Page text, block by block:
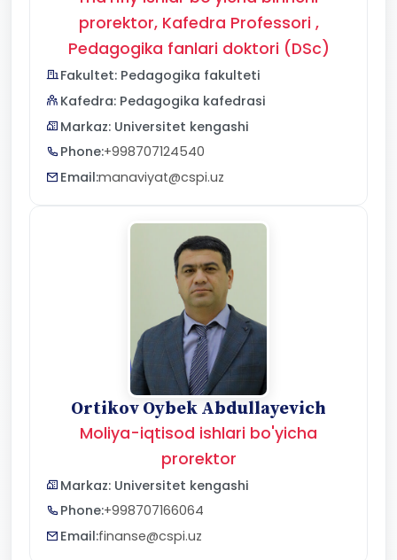
prorektor, Kafedra Professori ,
Pedagogika fanlari doktori (DSc)
Fakultet: Pedagogika fakulteti
Kafedra: Pedagogika kafedrasi
Markaz: Universitet kengashi
Phone:+998707124540
Email:manaviyat@cspi.uz
Ortikov Oybek Abdullayevich
Moliya-iqtisod ishlari bo'yicha
prorektor
Markaz: Universitet kengashi
Phone:+998707166064
Email:finanse@cspi.uz